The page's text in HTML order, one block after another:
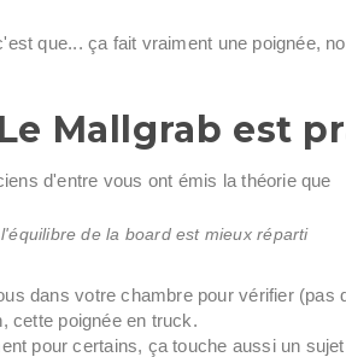
que... ça fait vraiment une poignée,
Mallgrab est
d'entre vous ont émis la théorie que
, l'équilibre de la board est mieux réparti
dans votre chambre pour vérifier (pas
cette poignée en truck.
pour certains, ça touche aussi un